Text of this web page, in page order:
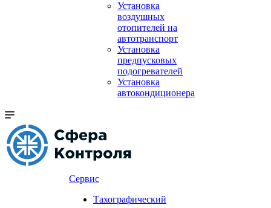
Установка
воздушных
отопителей на
автотранспорт
Установка
предпусковых
подогревателей
Установка
автокондиционера
Сервис
Тахографический